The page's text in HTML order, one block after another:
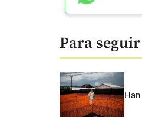
Para